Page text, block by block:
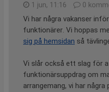
1 jun, 11:16
0
Vi har några vakanser
funktionärer. Vi hoppas
sig på hemsidan så
Vi slår också ett slag för
funktionärsuppdrag om
arrangemang, vi har